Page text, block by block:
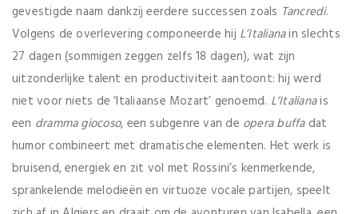
gevestigde naam dankzij eerdere successen zoals Tancredi.
Volgens de overlevering componeerde hij L’Italianain slechts
27 dagen (sommigen zeggen zelfs 18 dagen), wat zijn
uitzonderlijke talent en productiviteit aantoont: hij werd
niet voor niets de ‘Italiaanse Mozart’ genoemd. L’Italianais
een dramma giocoso, een subgenre van de opera buffadat
humor combineert met dramatische elementen. Het werk is
bruisend, energiek en zit vol met Rossini’s kenmerkende,
sprankelende melodieën en virtuoze vocale partijen, speelt